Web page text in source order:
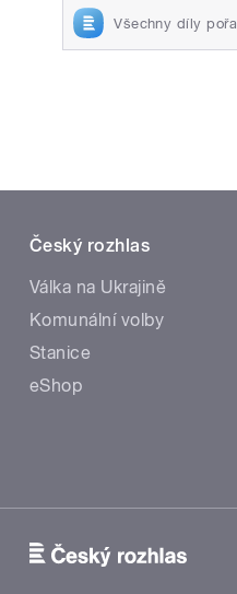
Všechny díly
Český rozhlas
Válka na Ukrajině
Komunální volby
Stanice
eShop